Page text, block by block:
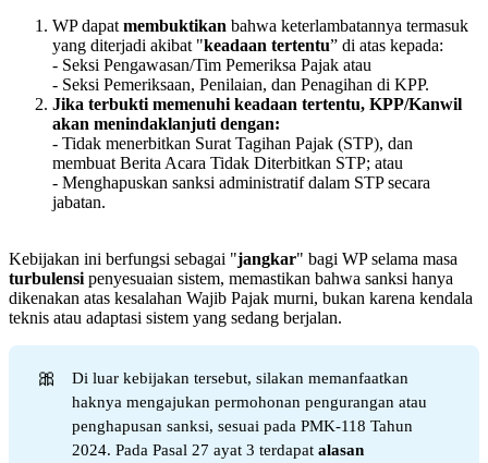
WP dapat membuktikan bahwa keterlambatannya termasuk
yang diterjadi akibat "keadaan tertentu” di atas kepada:
- Seksi Pengawasan/Tim Pemeriksa Pajak atau
- Seksi Pemeriksaan, Penilaian, dan Penagihan di KPP.
Jika terbukti memenuhi keadaan tertentu, KPP/Kanwil
akan menindaklanjuti dengan:
- Tidak menerbitkan Surat Tagihan Pajak (STP), dan
membuat Berita Acara Tidak Diterbitkan STP; atau
- Menghapuskan sanksi administratif dalam STP secara
jabatan.
Kebijakan ini berfungsi sebagai "jangkar" bagi WP selama masa
turbulensi penyesuaian sistem, memastikan bahwa sanksi hanya
dikenakan atas kesalahan Wajib Pajak murni, bukan karena kendala
teknis atau adaptasi sistem yang sedang berjalan.
🎀
Di luar kebijakan tersebut, silakan memanfaatkan
haknya mengajukan permohonan pengurangan atau
penghapusan sanksi, sesuai pada PMK-118 Tahun
2024. Pada Pasal 27 ayat 3 terdapatalasan